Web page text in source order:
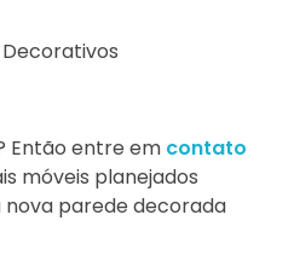
Então entre em contato
móveis planejados
parede decorada